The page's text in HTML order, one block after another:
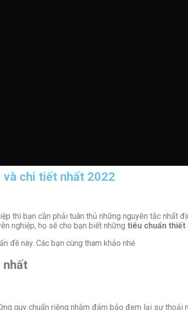
và chi tiết nhất 2022
thì bạn cần phải tuân thủ những nguyên tắc nhất
nghiệp, họ sẽ cho bạn biết những tiêu chuẩn thiết
đề này. Các bạn cùng tham khảo nhé.
nhất
quy chuẩn riêng nhằm đảm bảo đem lại sự